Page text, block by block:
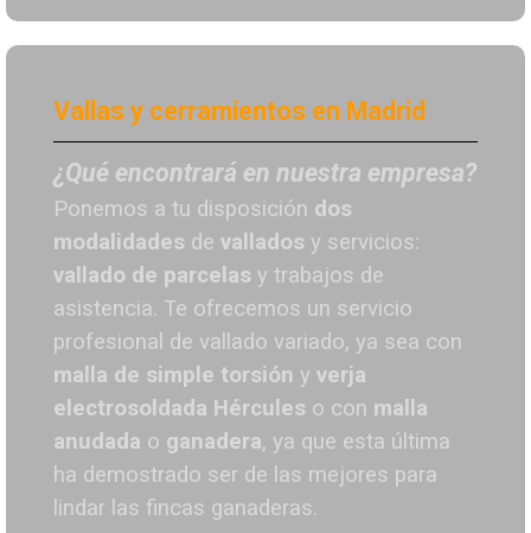
Vallas y cerramientos en Madrid
¿Qué encontrará en nuestra empresa?
Ponemos a tu disposición dos
modalidades de vallados y servicios:
vallado de parcelas y trabajos de
asistencia. Te ofrecemos un servicio
profesional de vallado variado, ya sea con
malla de simple torsión y verja
electrosoldada Hércules o con malla
anudada o ganadera, ya que esta última
ha demostrado ser de las mejores para
lindar las fincas ganaderas.